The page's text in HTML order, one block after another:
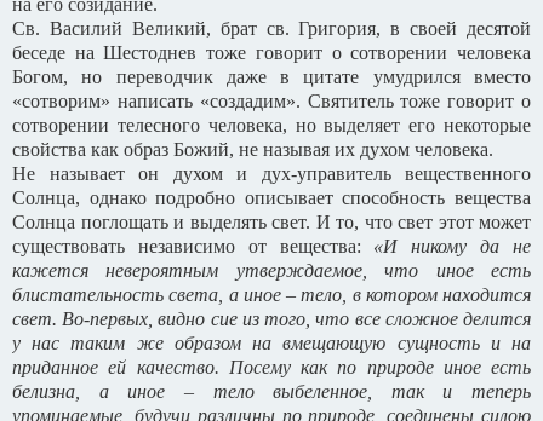
на его созидание.
Св. Василий Великий, брат св. Григория, в своей десятой
беседе на Шестоднев тоже говорит о сотворении человека
Богом, но переводчик даже в цитате умудрился вместо
«сотворим» написать «создадим». Святитель тоже говорит о
сотворении телесного человека, но выделяет его некоторые
свойства как образ Божий, не называя их духом человека.
Не называет он духом и дух-управитель вещественного
Солнца, однако подробно описывает способность вещества
Солнца поглощать и выделять свет. И то, что свет этот может
существовать независимо от вещества: «И никому да не
кажется невероятным утверждаемое, что иное есть
блистательность света, а иное – тело, в котором находится
свет. Во-первых, видно сие из того, что все сложное делится
у нас таким же образом на вмещающую сущность и на
приданное ей качество. Посему как по природе иное есть
белизна, а иное – тело выбеленное, так и теперь
упоминаемые, будучи различны по природе, соединены силою